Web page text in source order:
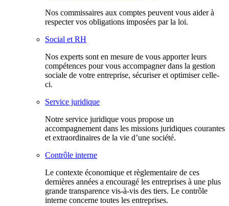
Nos commissaires aux comptes peuvent vous aider à
respecter vos obligations imposées par la loi.
Social et RH
Nos experts sont en mesure de vous apporter leurs
compétences pour vous accompagner dans la gestion
sociale de votre entreprise, sécuriser et optimiser celle-
ci.
Service juridique
Notre service juridique vous propose un
accompagnement dans les missions juridiques courantes
et extraordinaires de la vie d’une société.
Contrôle interne
Le contexte économique et règlementaire de ces
dernières années a encouragé les entreprises à une plus
grande transparence vis-à-vis des tiers. Le contrôle
interne concerne toutes les entreprises.